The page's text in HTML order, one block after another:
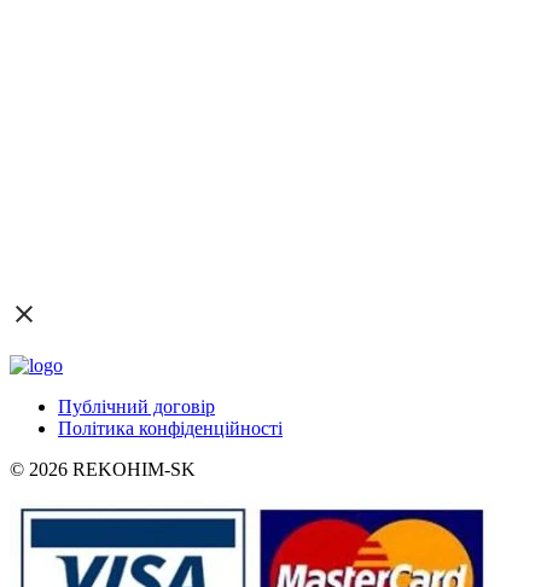
Публічний договір
Політика конфіденційності
© 2026 REKOHIM-SK